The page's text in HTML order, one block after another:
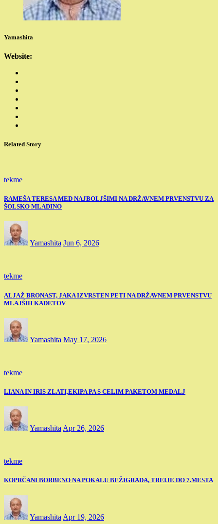
Yamashita
Website:
Related Story
tekme
RAMEŠA TERESA MED NAJBOLJŠIMI NA DRŽAVNEM PRVENSTVU ZA
ŠOLSKO MLADINO
Yamashita Jun 6, 2026
tekme
ALJAŽ BRONAST, JAKA IZVRSTEN PETI NA DRŽAVNEM PRVENSTVU
MLAJŠIH KADETOV
Yamashita May 17, 2026
tekme
LIANA IN IRIS ZLATI,EKIPA PA S CELIM PAKETOM MEDALJ
Yamashita Apr 26, 2026
tekme
KOPRČANI BORBENO NA POKALU BEŽIGRADA, TREIJE DO 7.MESTA
Yamashita Apr 19, 2026